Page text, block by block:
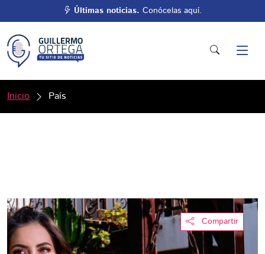
Últimas noticias. Conócelas aquí.
Inicio País
Compartir